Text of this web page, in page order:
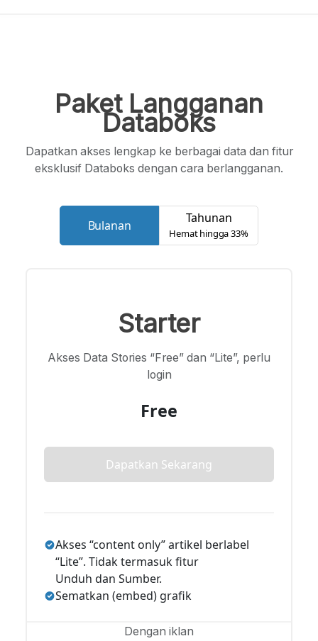
Paket Langganan
Databoks
Dapatkan akses lengkap ke berbagai data dan fitur
eksklusif Databoks dengan cara berlangganan.
Bulanan Tahunan
Hemat hingga 33%
Starter
Akses Data Stories “Free” dan “Lite”, perlu
login
Free
Dapatkan Sekarang
Akses “content only” artikel berlabel
“Lite”. Tidak termasuk fitur
Unduh dan Sumber.
Sematkan (embed) grafik
Dengan iklan